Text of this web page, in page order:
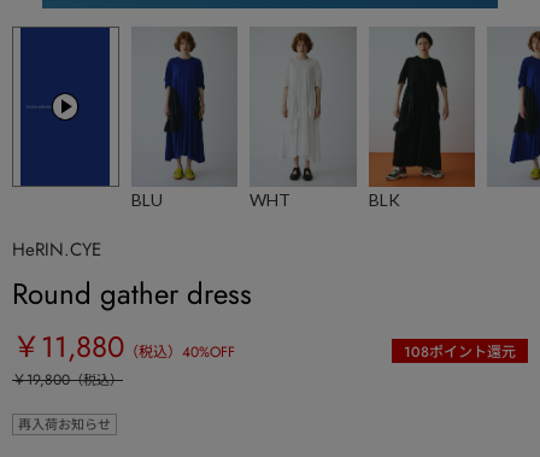
BLU WHT BLK
HeRIN.CYE
Round gather dress
￥11,880 （税込） 40%OFF 108ポイント還元
￥19,800（税込）
再入荷お知らせ